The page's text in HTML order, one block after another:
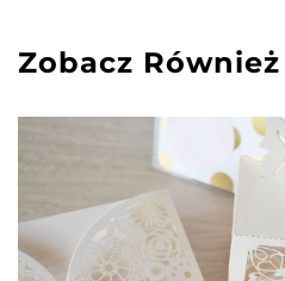
Zobacz Również